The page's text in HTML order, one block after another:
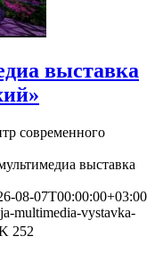
выставка
современного
выставка
08-07T00:00:00+03:00
multimedia-vystavka-
252